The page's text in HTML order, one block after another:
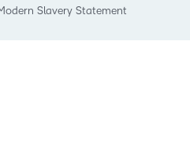
Slavery Statement